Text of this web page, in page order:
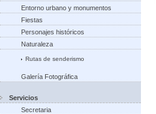
Entorno urbano y monumentos
Fiestas
Personajes históricos
Naturaleza
Rutas de senderismo
Galería Fotográfica
Servicios
Secretaria